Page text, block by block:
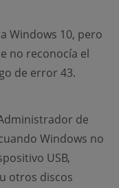
Windows 10, pero
no reconocía el
de error 43.
de
Windows no
USB,
otros discos